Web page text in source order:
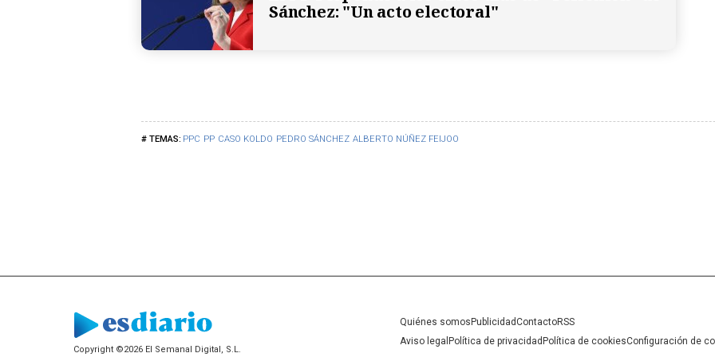
PPC PP CASO KOLDO PEDRO SÁNCHEZ ALBERTO NÚÑEZ FEIJOO
Sánchez: "Un acto electoral"
Copyright ©2026 El Semanal Digital, S.L.
Quiénes somos PublicidadContactoRSS
Aviso legal Política de privacidad Política de cookiesConfiguración de